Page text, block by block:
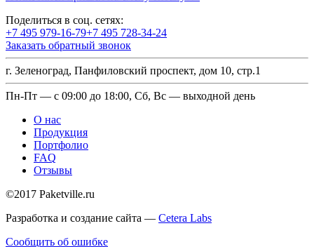
Поделиться в соц. сетях:
+7 495 979-16-79+7 495 728-34-24
Заказать обратный звонок
г. Зеленоград, Панфиловский проспект, дом 10, стр.1
Пн-Пт — с 09:00 до 18:00, Сб, Вс — выходной день
О нас
Продукция
Портфолио
FAQ
Отзывы
©2017 Paketville.ru
Разработка и создание сайта — Cetera Labs
Сообщить об ошибке